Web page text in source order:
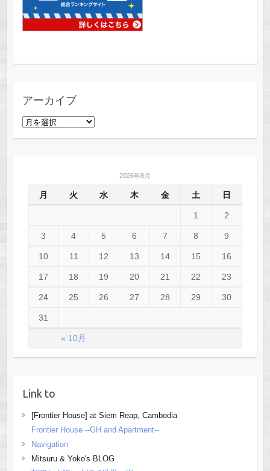
アーカイブ
ア
ー
2026年8月
月 火 水 木 金 土 日
« 10月
1 2
3 4 5 6 7 8 9
10 11 12 13 14 15 16
17 18 19 20 21 22 23
24 25 26 27 28 29 30
31
Link to
[Frontier House] at Siem Reap, Cambodia
Frontier House --GH and Apartment--
Navigation
Mitsuru & Yoko's BLOG